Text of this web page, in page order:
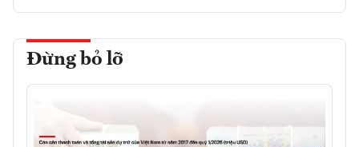
Đừng bỏ lỡ